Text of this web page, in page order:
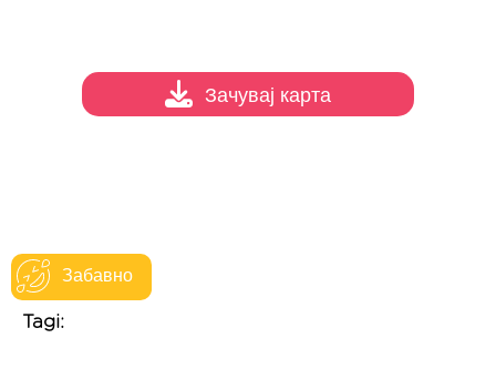
Забавно
Tagi:
Зачувај карта